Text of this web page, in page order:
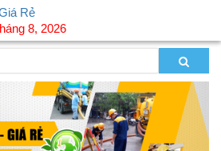
Rẻ
8, 2026